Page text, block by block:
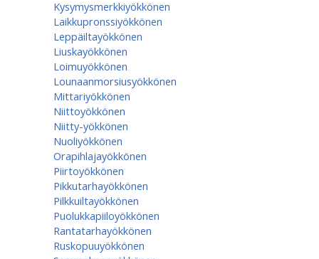
Kysymysmerkkiyökkönen
Laikkupronssiyökkönen
Leppäiltayökkönen
Liuskayökkönen
Loimuyökkönen
Lounaanmorsiusyökkönen
Mittariyökkönen
Niittoyökkönen
Niitty-yökkönen
Nuoliyökkönen
Orapihlajayökkönen
Piirtoyökkönen
Pikkutarhayökkönen
Pilkkuiltayökkönen
Puolukkapiiloyökkönen
Rantatarhayökkönen
Ruskopuuyökkönen